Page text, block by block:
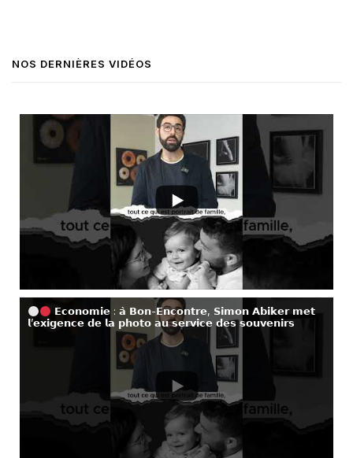
NOS DERNIÈRES VIDÉOS
𝗘𝗰𝗼𝗻𝗼𝗺𝗶𝗲 : 𝗮̀ 𝗕𝗼𝗻-𝗘𝗻𝗰𝗼𝗻𝘁𝗿𝗲, 𝗦𝗶𝗺𝗼𝗻 𝗔𝗯𝗶𝗸𝗲𝗿 𝗺𝗲𝘁
𝗹’𝗲𝘅𝗶𝗴𝗲𝗻𝗰𝗲 𝗱𝗲 𝗹𝗮 𝗽𝗵𝗼𝘁𝗼 𝗮𝘂 𝘀𝗲𝗿𝘃𝗶𝗰𝗲 𝗱𝗲𝘀 𝘀𝗼𝘂𝘃𝗲𝗻𝗶𝗿𝘀